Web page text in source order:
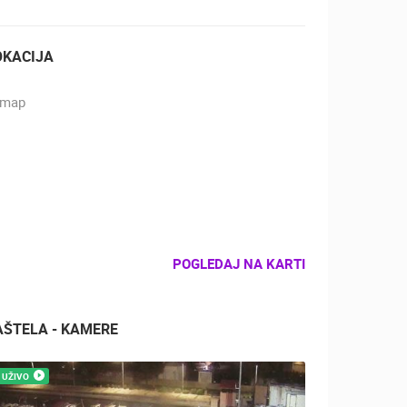
POGLEDAJ NA KARTI
- KAMERE
UŽIVO